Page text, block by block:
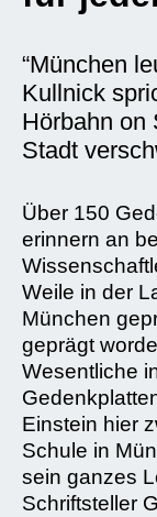
“München
Kullnick
Hörbahn on
Stadt
Über 150
erinnern an
Weile in der
München
geprägt
Wesentliche
Einstein hier
Schule in
sein ganzes
Schriftsteller